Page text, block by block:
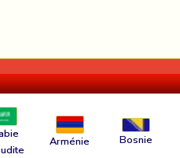
Arménie Bosnie